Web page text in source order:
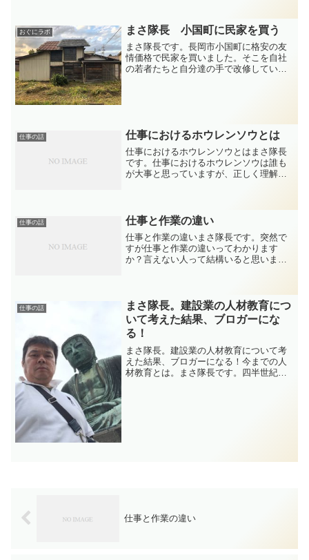
す。他にもいるのでしょうが，特にこの2
人が気になって仕方ありま...
おぐにラボ まさ隊長 小国町に民家を買う
まさ隊長です。長岡市小国町に格安の友
情価格で民家を買いました。そこを自社
の若者たちと自分達の手で改修していく
仕事の話 仕事におけるホウレンソウとは
仕事におけるホウレンソウとはまさ隊長
です。仕事におけるホウレンソウは誰も
が大事と思っていますが、正しく理解で
す。ここでしっかりもう一...
仕事の話 仕事と作業の違い
仕事と作業の違いまさ隊長です。突然で
すが仕事と作業の違いってわかります
か？言えない人って結構いると思います
ょう。仕事と作業の違いとは仕事とは依
頼があったことに対し、PD...
仕事の話
まさ隊長。建設業の人材教育につ
いて考えた結果、ブロガーにな
る！
まさ隊長。建設業の人材教育について考
えた結果、ブロガーになる！今までの人
材教育とは。まさ隊長です。四半世紀、
仕事と作業の違い